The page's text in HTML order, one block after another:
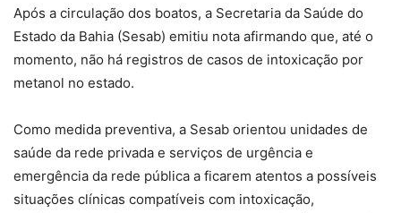
Após a circulação dos boatos, a Secretaria da Saúde do
Estado da Bahia (Sesab) emitiu nota afirmando que, até o
momento, não há registros de casos de intoxicação por
metanol no estado.
Como medida preventiva, a Sesab orientou unidades de
saúde da rede privada e serviços de urgência e
emergência da rede pública a ficarem atentos a possíveis
situações clínicas compatíveis com intoxicação,